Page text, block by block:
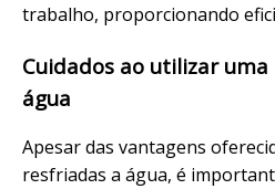
trabalho, proporcionando
Cuidados ao utilizar
água
Apesar das vantagens
resfriadas a água, é